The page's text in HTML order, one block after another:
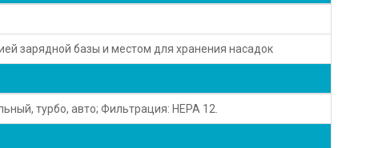
зарядной базы и местом для хранения насадок
турбо, авто; Фильтрация: НЕРА 12.